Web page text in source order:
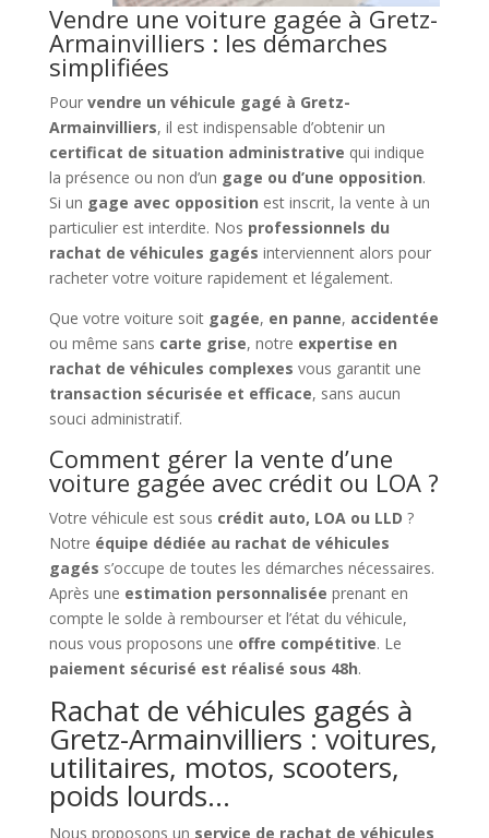
Vendre une voiture gagée à Gretz-
Armainvilliers : les démarches
simplifiées
Pour vendre un véhicule gagé à Gretz-
Armainvilliers, il est indispensable d’obtenir un
certificat de situation administrative qui indique
la présence ou non d’un gage ou d’une opposition.
Si un gage avec opposition est inscrit, la vente à un
particulier est interdite. Nos professionnels du
rachat de véhicules gagés interviennent alors pour
racheter votre voiture rapidement et légalement.
Que votre voiture soit gagée, en panne, accidentée
ou même sans carte grise, notre expertise en
rachat de véhicules complexes vous garantit une
transaction sécurisée et efficace, sans aucun
souci administratif.
Comment gérer la vente d’une
voiture gagée avec crédit ou LOA ?
Votre véhicule est sous crédit auto, LOA ou LLD ?
Notre équipe dédiée au rachat de véhicules
gagés s’occupe de toutes les démarches nécessaires.
Après une estimation personnalisée prenant en
compte le solde à rembourser et l’état du véhicule,
nous vous proposons une offre compétitive. Le
paiement sécurisé est réalisé sous 48h.
Rachat de véhicules gagés à
Gretz-Armainvilliers : voitures,
utilitaires, motos, scooters,
poids lourds…
Nous proposons un service de rachat de véhicules